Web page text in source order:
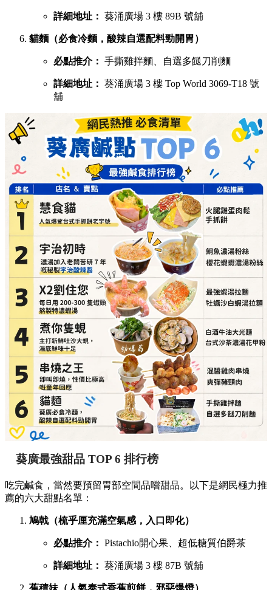
詳細地址： 葵涌廣場 3 樓 89B 號舖
貓麵（必食冷麵，酸辣自選配料勁開胃）
必點推介： 手撕雞拌麵、自選多餸刀削麵
詳細地址： 葵涌廣場 3 樓 Top World 3069-T18 號
舖
葵廣最強甜品 TOP 6 排行榜
吃完鹹食，當然要預留胃部空間品嚐甜品。以下是網民極力推
薦的六大甜點名單：
鳩戟（梳乎厘充滿空氣感，入口即化）
必點推介： Pistachio開心果、超低糖質伯爵茶
詳細地址： 葵涌廣場 3 樓 87B 號舖